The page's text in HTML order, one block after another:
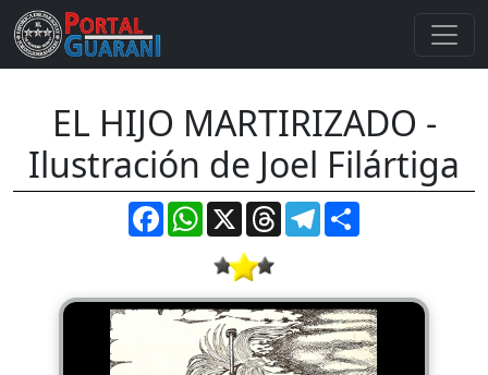
EL HIJO MARTIRIZADO -
Ilustración de Joel Filártiga
FacebookWhatsApp
X ThreadsTelegram